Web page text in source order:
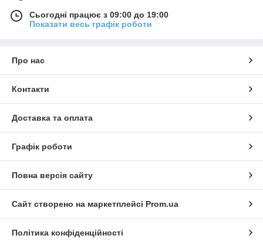
Сьогодні працює з 09:00 до 19:00
Показати весь графік роботи
Про нас
Контакти
Доставка та оплата
Графік роботи
Повна версія сайту
Сайт створено на маркетплейсі Prom.ua
Політика конфіденційності